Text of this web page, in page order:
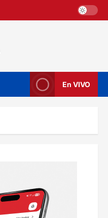
En VIVO